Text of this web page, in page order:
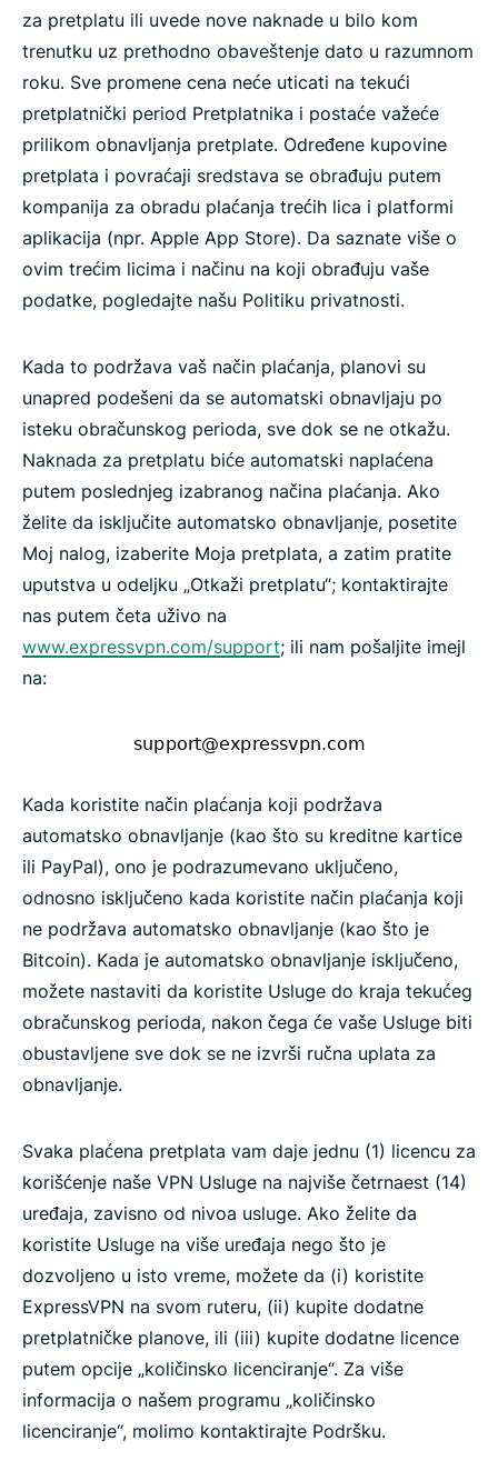
za pretplatu ili uvede nove naknade u bilo kom
trenutku uz prethodno obaveštenje dato u razumnom
roku. Sve promene cena neće uticati na tekući
pretplatnički period Pretplatnika i postaće važeće
prilikom obnavljanja pretplate. Određene kupovine
pretplata i povraćaji sredstava se obrađuju putem
kompanija za obradu plaćanja trećih lica i platformi
aplikacija (npr. Apple App Store). Da saznate više o
ovim trećim licima i načinu na koji obrađuju vaše
podatke, pogledajte našu Politiku privatnosti.
Kada to podržava vaš način plaćanja, planovi su
unapred podešeni da se automatski obnavljaju po
isteku obračunskog perioda, sve dok se ne otkažu.
Naknada za pretplatu biće automatski naplaćena
putem poslednjeg izabranog načina plaćanja. Ako
želite da isključite automatsko obnavljanje, posetite
Moj nalog, izaberite Moja pretplata, a zatim pratite
uputstva u odeljku „Otkaži pretplatu“; kontaktirajte
nas putem četa uživo na
www.expressvpn.com/support; ili nam pošaljite imejl
na:
Kada koristite način plaćanja koji podržava
automatsko obnavljanje (kao što su kreditne kartice
ili PayPal), ono je podrazumevano uključeno,
odnosno isključeno kada koristite način plaćanja koji
ne podržava automatsko obnavljanje (kao što je
Bitcoin). Kada je automatsko obnavljanje isključeno,
možete nastaviti da koristite Usluge do kraja tekućeg
obračunskog perioda, nakon čega će vaše Usluge biti
obustavljene sve dok se ne izvrši ručna uplata za
obnavljanje.
Svaka plaćena pretplata vam daje jednu (1) licencu za
korišćenje naše VPN Usluge na najviše četrnaest (14)
uređaja, zavisno od nivoa usluge. Ako želite da
koristite Usluge na više uređaja nego što je
dozvoljeno u isto vreme, možete da (i) koristite
ExpressVPN na svom ruteru, (ii) kupite dodatne
pretplatničke planove, ili (iii) kupite dodatne licence
putem opcije „količinsko licenciranje“. Za više
informacija o našem programu „količinsko
licenciranje“, molimo kontaktirajte Podršku.